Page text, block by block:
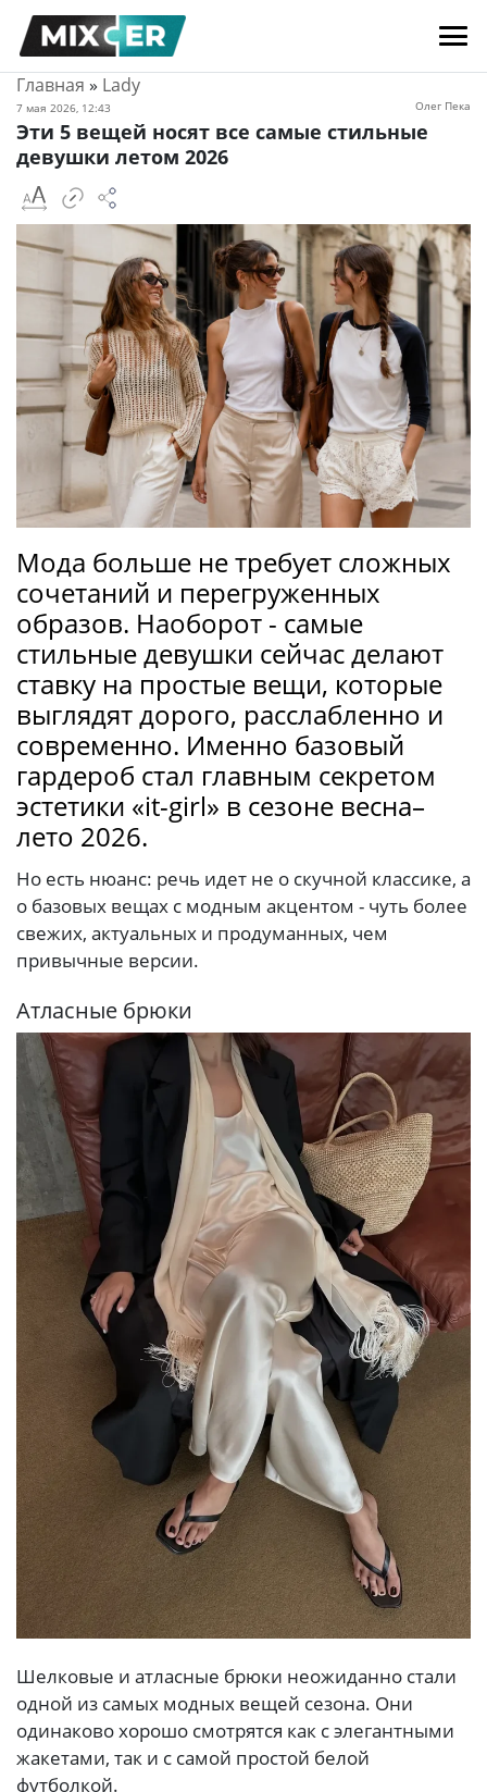
Главная » Lady
7 мая 2026, 12:43 Олег Пека
Эти 5 вещей носят все самые стильные
девушки летом 2026
Мода больше не требует сложных
сочетаний и перегруженных
образов. Наоборот - самые
стильные девушки сейчас делают
ставку на простые вещи, которые
выглядят дорого, расслабленно и
современно. Именно базовый
гардероб стал главным секретом
эстетики «it-girl» в сезоне весна–
лето 2026.
Но есть нюанс: речь идет не о скучной классике, а
о базовых вещах с модным акцентом - чуть более
свежих, актуальных и продуманных, чем
привычные версии.
Атласные брюки
Шелковые и атласные брюки неожиданно стали
одной из самых модных вещей сезона. Они
одинаково хорошо смотрятся как с элегантными
жакетами, так и с самой простой белой
футболкой.